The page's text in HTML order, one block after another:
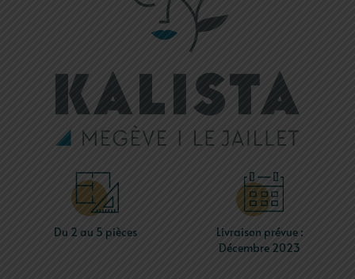
Du 2 au 5 pièces
Livraison prévue :
Décembre 2023